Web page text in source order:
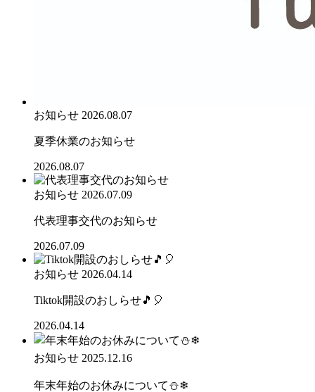
お知らせ 2026.08.07
夏季休業のお知らせ
2026.08.07
お知らせ 2026.07.09
代表理事交代のお知らせ
2026.07.09
お知らせ 2026.04.14
Tiktok開設のおしらせ🎵🎈
2026.04.14
お知らせ 2025.12.16
年末年始のお休みについて⛄❄